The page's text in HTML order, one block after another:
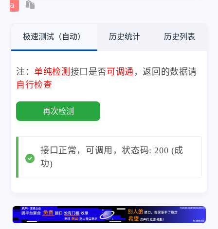
a
极速测试（自动） 历史统计 历史列表
注： 单纯检测 接口是否 可调通 ，返回的数据请
自行检查
再次检测
接口正常，可调用，状态码: 200 (成
功)